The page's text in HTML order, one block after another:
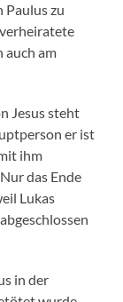
Paulus zu
auch am
Jesus steht
er ist
ihm
das Ende
Lukas
in der